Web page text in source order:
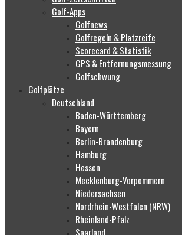
Golf-Apps
Golfnews
Golfregeln & Platzreife
Scorecard & Statistik
GPS & Entfernungsmessung
Golfschwung
Golfplätze
Deutschland
Baden-Württemberg
Bayern
Berlin-Brandenburg
Hamburg
Hessen
Mecklenburg-Vorpommern
Niedersachsen
Nordrhein-Westfalen (NRW)
Rheinland-Pfalz
Saarland